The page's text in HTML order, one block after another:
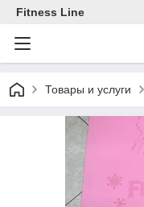
Fitness Line
Товары и услуги